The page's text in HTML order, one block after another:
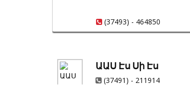
(37493) - 464850
ԱԱՍ Էս Սի Էս
(37491) - 211914